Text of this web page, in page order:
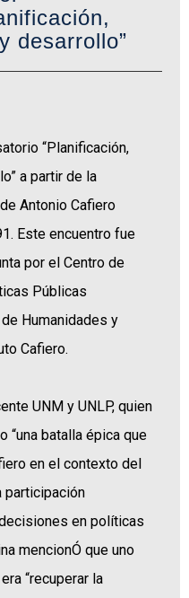
desarrollo”
“Planificación,
a partir de la
Antonio Cafiero
Este encuentro fue
por el Centro de
Públicas
Humanidades y
Cafiero.
UNM y UNLP, quien
“una batalla épica que
en el contexto del
participación
en políticas
mencionÓ que uno
“recuperar la